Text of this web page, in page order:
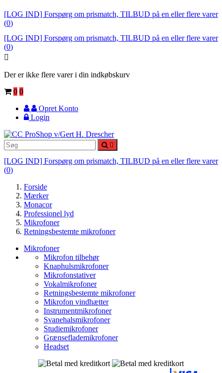
[LOG IND] Forspørg om prismatch, TILBUD på en eller flere varer
(0)
[LOG IND] Forspørg om prismatch, TILBUD på en eller flere varer
(0)

Der er ikke flere varer i din indkøbskurv
0 0
Opret Konto
Login

[LOG IND] Forspørg om prismatch, TILBUD på en eller flere varer
(0)
Forside
Mærker
Monacor
Professionel lyd
Mikrofoner
Retningsbestemte mikrofoner
Mikrofoner
Mikrofon tilbehør
Knaphulsmikrofoner
Mikrofonstativer
Vokalmikrofoner
Retningsbestemte mikrofoner
Mikrofon vindhætter
Instrumentmikrofoner
Svanehalsmikrofoner
Studiemikrofoner
Grænseflademikrofoner
Headset